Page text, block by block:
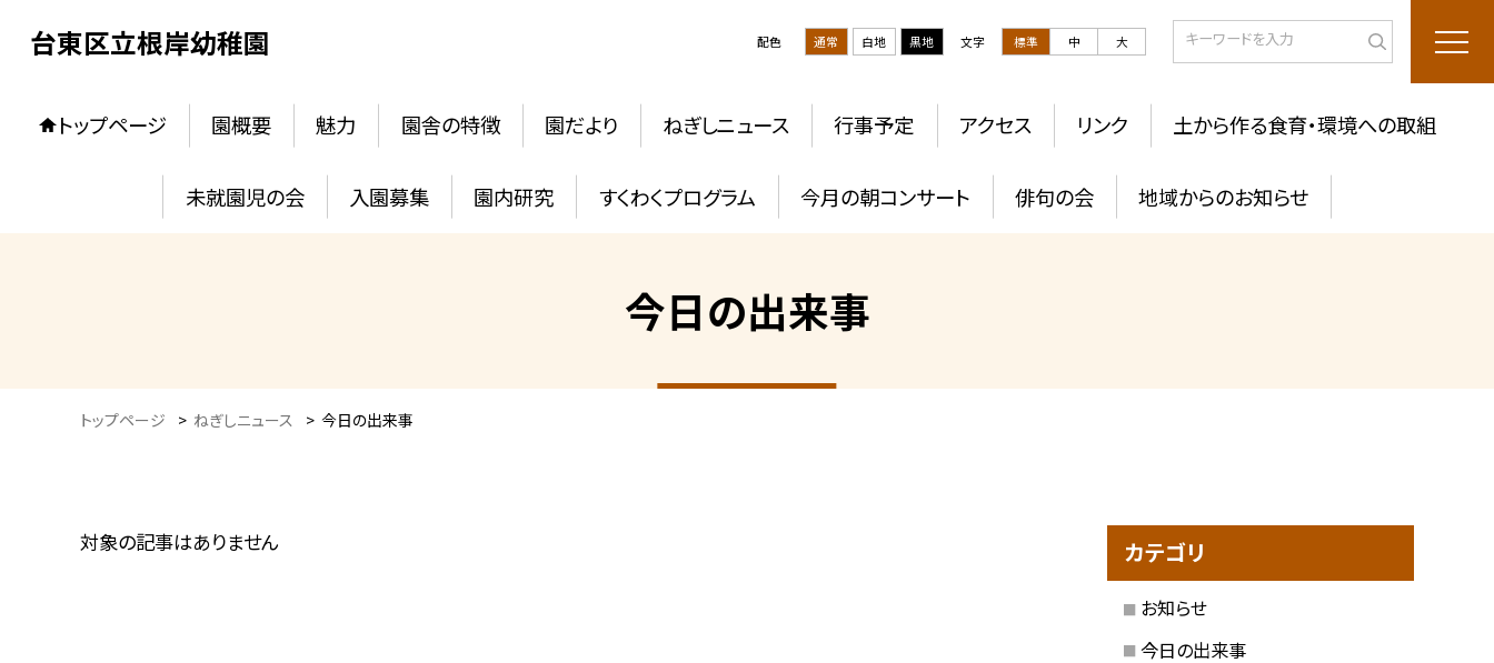
台東区立根岸幼稚園 配色 通常 白地 黒地 文字 標準 中 大
トップページ 園概要 魅力 園舎の特徴 園だより ねぎしニュース 行事予定 アクセス リンク 土から作る食育・環境への取組
未就園児の会 入園募集 園内研究 すくわくプログラム 今月の朝コンサート 俳句の会 地域からのお知らせ
今日の出来事
トップページ > ねぎしニュース > 今日の出来事
対象の記事はありません カテゴリ
お知らせ
今日の出来事